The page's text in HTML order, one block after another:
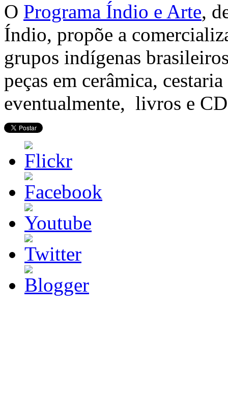
O Programa Índio e Arte,
Índio, propõe a
grupos indígenas
peças em cerâmica,
eventualmente, livros e